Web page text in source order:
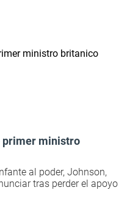
primer ministro
al poder, Johnson,
tras perder el apoyo